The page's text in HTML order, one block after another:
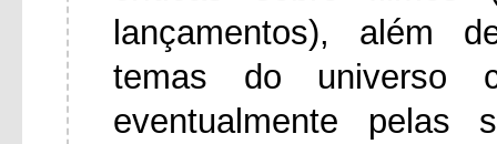
lançamentos), além
temas do universo
eventualmente pelas